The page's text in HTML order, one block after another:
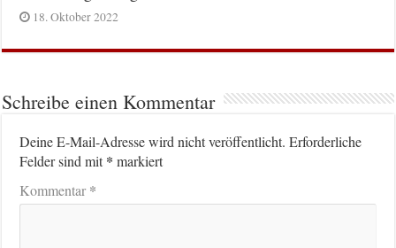
18. Oktober 2022
Schreibe einen Kommentar
Deine E-Mail-Adresse wird nicht veröffentlicht. Erforderliche
Felder sind mit* markiert
Kommentar*